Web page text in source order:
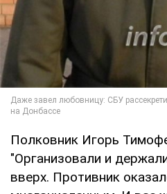
Полковник Игорь
"Организовали и
вверх. Противник